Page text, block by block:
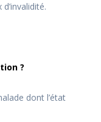
?
dont l’état